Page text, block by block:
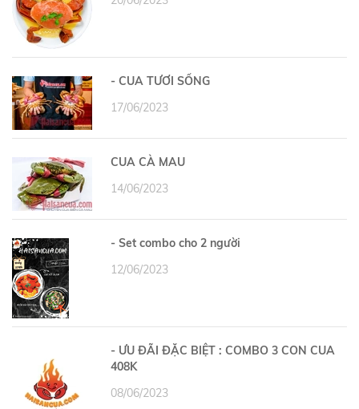
- CUA TƯƠI SỐNG
17/06/2023
CUA CÀ MAU
14/06/2023
- Set combo cho 2 người
12/06/2023
- ƯU ĐÃI ĐẶC BIỆT : COMBO 3 CON CUA
408K
08/06/2023